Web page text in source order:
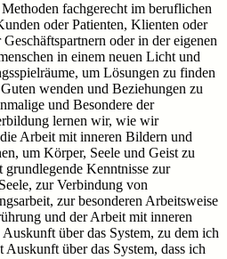
fachgerecht im beruflichen
oder Patienten, Klienten oder
oder in der eigenen
in einem neuen Licht und
um Lösungen zu finden
wenden und Beziehungen zu
und Besondere der
lernen wir, wie wir
Arbeit mit inneren Bildern und
um Körper, Seele und Geist zu
Kenntnisse zur
zur Verbindung von
zur besonderen Arbeitsweise
und der Arbeit mit inneren
über das System, zu dem ich
über das System, dass ich